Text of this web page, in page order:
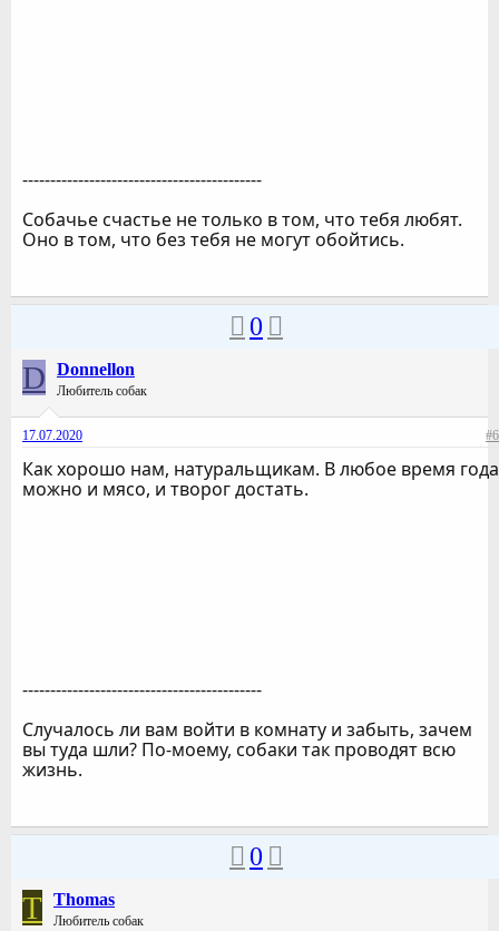
-------------------------------------------
Собачье счастье не только в том, что тебя любят.
Оно в том, что без тебя не могут обойтись.
0
D Donnellon
Любитель собак
17.07.2020 #6
Как хорошо нам, натуральщикам. В любое время года
можно и мясо, и творог достать.
-------------------------------------------
Случалось ли вам войти в комнату и забыть, зачем
вы туда шли? По-моему, собаки так проводят всю
жизнь.
0
T Thomas
Любитель собак